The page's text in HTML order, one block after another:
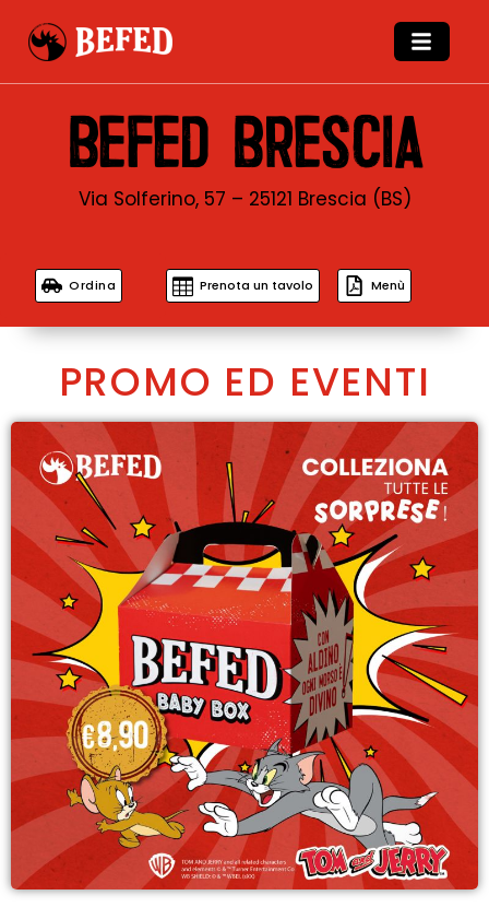
BEFED BRESCIA
Via Solferino, 57 – 25121 Brescia (BS)
Ordina Prenota un tavolo Menù
PROMO ED EVENTI